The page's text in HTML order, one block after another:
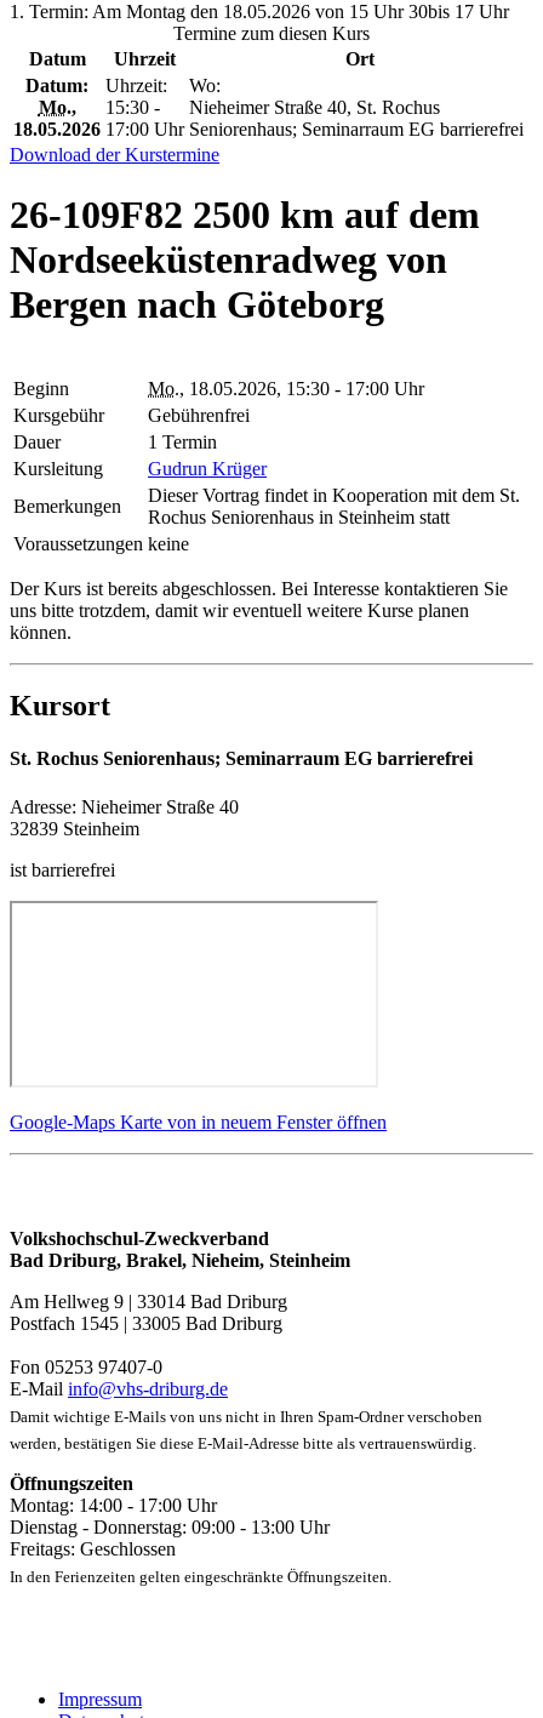
1. Termin: Am Montag den 18.05.2026 von 15 Uhr 30bis 17 Uhr
Termine zum diesen Kurs
Datum
Uhrzeit
Ort
Datum:
Mo.,
18.05.2026
Uhrzeit:
15:30 -
17:00 Uhr
Wo:
Nieheimer Straße 40, St. Rochus
Seniorenhaus; Seminarraum EG barrierefrei
Download der Kurstermine
26-109F82 2500 km auf dem
Nordseeküstenradweg von
Bergen nach Göteborg
Beginn Mo., 18.05.2026, 15:30 - 17:00 Uhr
Kursgebühr
Gebührenfrei
Dauer
1 Termin
Kursleitung
Gudrun Krüger
Bemerkungen
Dieser Vortrag findet in Kooperation mit dem St.
Rochus Seniorenhaus in Steinheim statt
Voraussetzungen keine
Der Kurs ist bereits abgeschlossen. Bei Interesse kontaktieren Sie
uns bitte trotzdem, damit wir eventuell weitere Kurse planen
können.
Kursort
St. Rochus Seniorenhaus; Seminarraum EG barrierefrei
Adresse: Nieheimer Straße 40
32839 Steinheim
ist barrierefrei
Google-Maps Karte von in neuem Fenster öffnen
Volkshochschul-Zweckverband
Bad Driburg, Brakel, Nieheim, Steinheim
Am Hellweg 9 | 33014 Bad Driburg
Postfach 1545 | 33005 Bad Driburg
Fon 05253 97407-0
E-Mail info@vhs-driburg.de
Damit wichtige E-Mails von uns nicht in Ihren Spam-Ordner verschoben
werden, bestätigen Sie diese E-Mail-Adresse bitte als vertrauenswürdig.
Öffnungszeiten
Montag: 14:00 - 17:00 Uhr
Dienstag - Donnerstag: 09:00 - 13:00 Uhr
Freitags: Geschlossen
In den Ferienzeiten gelten eingeschränkte Öffnungszeiten.
Impressum